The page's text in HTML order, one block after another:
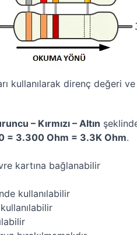
kullanılarak direnç değeri
– Kırmızı – Altın
= 3.300 Ohm = 3.3K Ohm.
kartına bağlanabilir
kullanılabilir